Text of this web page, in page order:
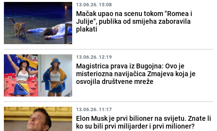
13.06.26. 15:08
Mačak upao na scenu tokom "Romea i
Julije", publika od smijeha zaboravila
plakati
13.06.26. 12:19
Magistrica prava iz Bugojna: Ovo je
misteriozna navijačica Zmajeva koja je
osvojila društvene mreže
13.06.26. 11:17
Elon Musk je prvi bilioner na svijetu. Znate li
ko su bili prvi milijarder i prvi milioner?